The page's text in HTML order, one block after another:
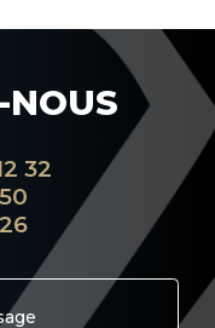
NOUS
32